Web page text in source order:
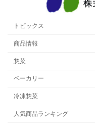
トピックス
商品情報
惣菜
ベーカリー
冷凍惣菜
人気商品ランキング